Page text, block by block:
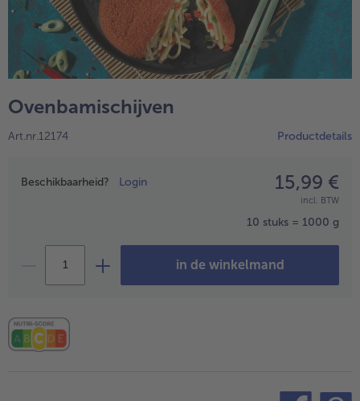
High Protein
alleHigh Protein
Veggie & Vegan
Ovenbamischijven
Art.nr.12174 Productdetails
Prijsopgave
Beschikbaarheid? Login 15,99 €
incl. BTW
10 stuks = 1000 g
in de winkelmand